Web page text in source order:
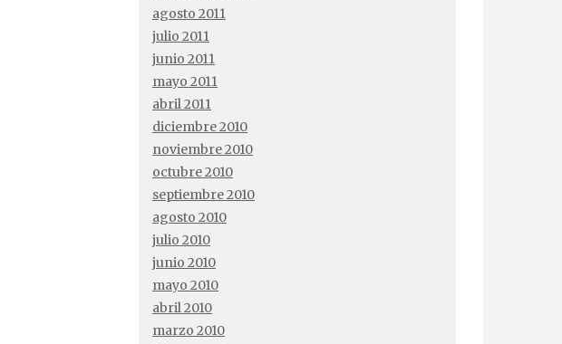
agosto 2011
julio 2011
junio 2011
mayo 2011
abril 2011
diciembre 2010
noviembre 2010
octubre 2010
septiembre 2010
agosto 2010
julio 2010
junio 2010
mayo 2010
abril 2010
marzo 2010